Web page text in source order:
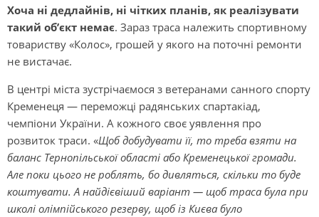
Хоча ні дедлайнів, ні чітких планів, як реалізувати
такий об’єкт немає. Зараз траса належить спортивному
товариству «Колос», грошей у якого на поточні ремонти
не вистачає.
В центрі міста зустрічаємося з ветеранами санного спорту
Кременеця — переможці радянських спартакіад,
чемпіони України. А кожного своє уявлення про
розвиток траси. «Щоб добудувати її, то треба взяти на
баланс Тернопільської області або Кременецької громади.
Але поки цього не роблять, бо дивляться, скільки то буде
коштувати. А найдієвіший варіант — щоб траса була при
школі олімпійського резерву, щоб із Києва було